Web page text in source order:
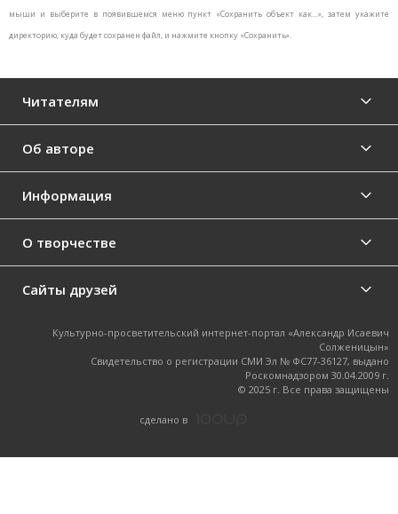
мыши и выберите в появившемся меню пункт «Сохранить объект как…», затем укажите
директорию, куда будет сохранен файл, и нажмите кнопку «Сохранить».
Читателям
Об авторе
Информация
О творчестве
Сайты друзей
cделано в
Культурно-просветительский интернет-портал «Александр Исаевич
Солженицын»
Свидетельство о регистрации СМИ Эл № ФС77-36127, выдано
Роскомнадзором 30.04.2009 г.
© 2025 г. Все права защищены